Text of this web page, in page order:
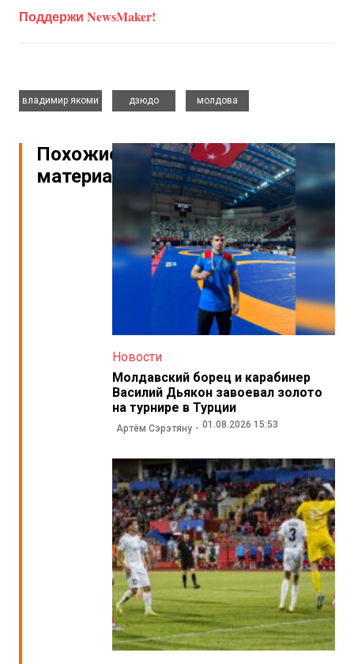
Поддержи NewsMaker!
владимир якоми
дзюдо
молдова
Похожие
материалы
Новости
Молдавский борец и карабинер
Василий Дьякон завоевал золото
на турнире в Турции
Артём Сэрэтяну 01.08.2026 15:53